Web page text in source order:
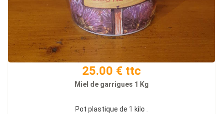
25.00 € ttc
Miel de garrigues 1 Kg
Pot plastique de 1 kilo .